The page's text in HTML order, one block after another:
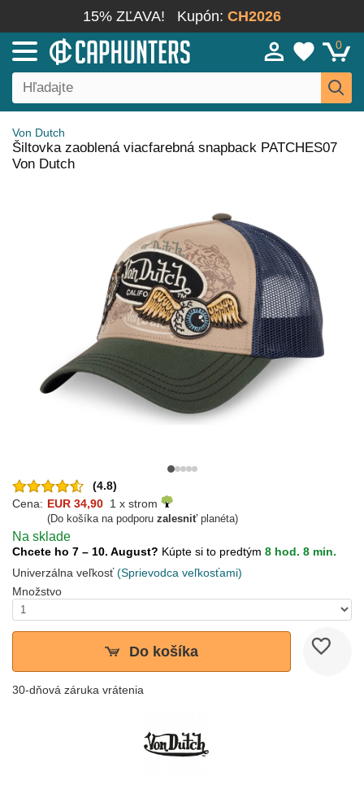
15% ZĽAVA! Kupón: CH2026
0
Von Dutch
Šiltovka zaoblená viacfarebná snapback PATCHES07
Von Dutch
(4.8)
Cena: EUR 34,90 1 x strom
(Do košíka na podporu zalesniťplanéta)
Na sklade
Chcete ho 7 – 10. August? Kúpte si to predtým 8 hod. 8 min.
Univerzálna veľkosť(Sprievodca veľkosťami)
Množstvo
Do košíka
30-dňová záruka vrátenia